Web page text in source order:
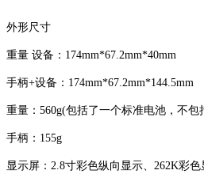
外形尺寸
重量 设备：174mm*67.2mm*40mm
手柄+设备：174mm*67.2mm*144.5mm
重量：560g(包括了一个标准电池，不
手柄：155g
显示屏：2.8寸彩色纵向显示、262K彩